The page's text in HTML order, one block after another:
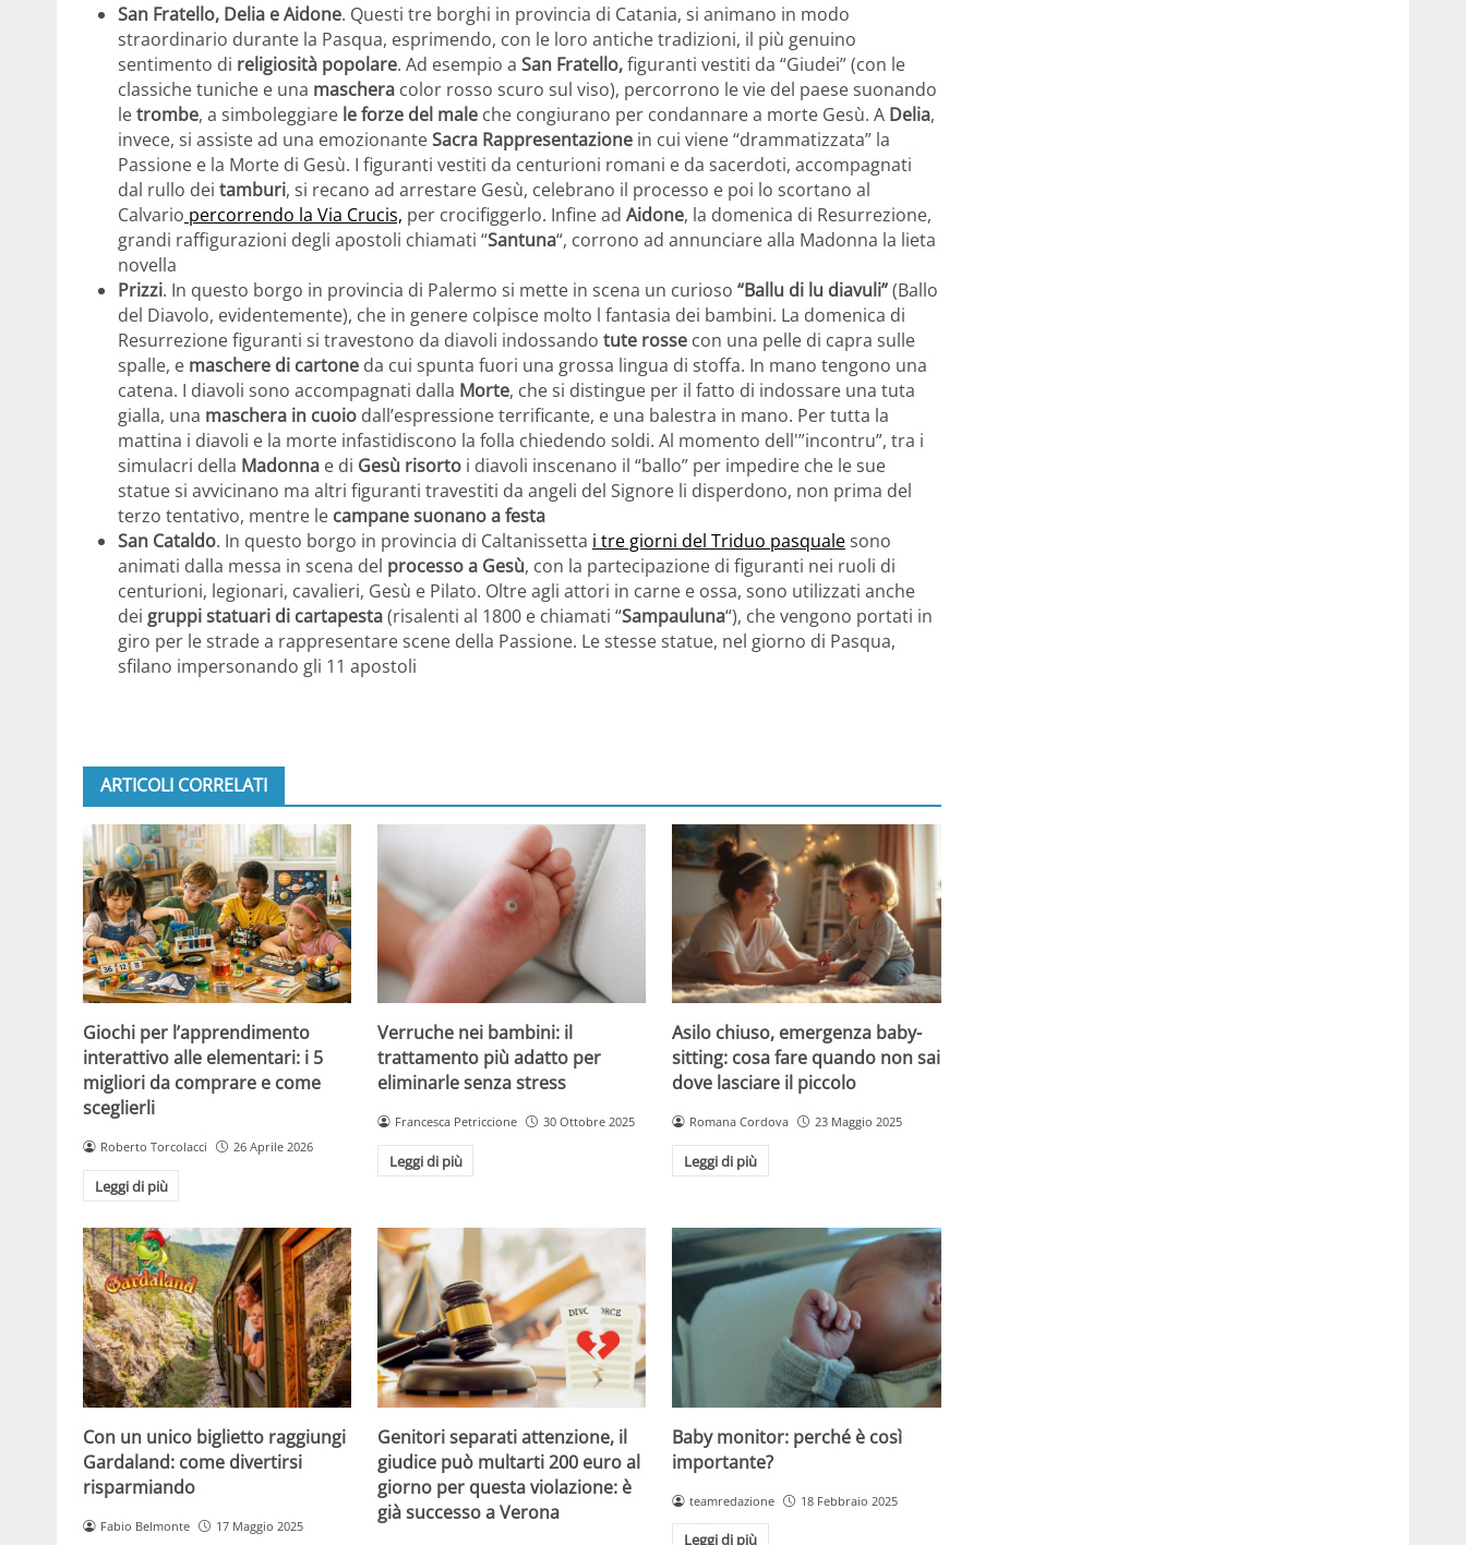
San Fratello, Delia e Aidone. Questi tre borghi in provincia di Catania, si animano in modo
straordinario durante la Pasqua, esprimendo, con le loro antiche tradizioni, il più genuino
sentimento di religiosità popolare. Ad esempio a San Fratello,figuranti vestiti da “Giudei” (con le
classiche tuniche e una maschera color rosso scuro sul viso), percorrono le vie del paese suonando
letrombe, a simboleggiare le forze del male che congiurano per condannare a morte Gesù. A Delia,
invece, si assiste ad una emozionanteSacra Rappresentazione in cui viene “drammatizzata” la
Passione e la Morte di Gesù. I figuranti vestiti da centurioni romani e da sacerdoti, accompagnati
dal rullo dei tamburi, si recano ad arrestare Gesù, celebrano il processo e poi lo scortano al
Calvario percorrendo la Via Crucis, per crocifiggerlo. Infine ad Aidone, la domenica di Resurrezione,
grandi raffigurazioni degli apostoli chiamati “Santuna“, corrono ad annunciare alla Madonna la lieta
novella
Prizzi. In questo borgo in provincia di Palermo si mette in scena un curioso “Ballu di lu diavuli”(Ballo
del Diavolo, evidentemente), che in genere colpisce molto l fantasia dei bambini. La domenica di
Resurrezione figuranti si travestono da diavoli indossando tute rosse con una pelle di capra sulle
spalle, e maschere di cartone da cui spunta fuori una grossa lingua di stoffa. In mano tengono una
catena. I diavoli sono accompagnati dalla Morte, che si distingue per il fatto di indossare una tuta
gialla, una maschera in cuoio dall’espressione terrificante, e una balestra in mano. Per tutta la
mattina i diavoli e la morte infastidiscono la folla chiedendo soldi. Al momento dell'”incontru”, tra i
simulacri della Madonna e di Gesù risorto i diavoli inscenano il “ballo” per impedire che le sue
statue si avvicinano ma altri figuranti travestiti da angeli del Signore li disperdono, non prima del
terzo tentativo, mentre le campane suonano a festa
San Cataldo. In questo borgo in provincia di Caltanissetta i tre giorni del Triduo pasqualesono
animati dalla messa in scena del processo a Gesù, con la partecipazione di figuranti nei ruoli di
centurioni, legionari, cavalieri, Gesù e Pilato. Oltre agli attori in carne e ossa, sono utilizzati anche
dei gruppi statuari di cartapesta(risalenti al 1800 e chiamati “Sampauluna“), che vengono portati in
giro per le strade a rappresentare scene della Passione. Le stesse statue, nel giorno di Pasqua,
sfilano impersonando gli 11 apostoli
ARTICOLI CORRELATI
Giochi per l’apprendimento
interattivo alle elementari: i 5
migliori da comprare e come
sceglierli
Roberto Torcolacci 26 Aprile 2026
Leggi di più
Verruche nei bambini: il
trattamento più adatto per
eliminarle senza stress
Francesca Petriccione 30 Ottobre 2025
Leggi di più
Asilo chiuso, emergenza baby-
sitting: cosa fare quando non sai
dove lasciare il piccolo
Romana Cordova 23 Maggio 2025
Leggi di più
Con un unico biglietto raggiungi
Gardaland: come divertirsi
risparmiando
Fabio Belmonte 17 Maggio 2025
Genitori separati attenzione, il
giudice può multarti 200 euro al
giorno per questa violazione: è
già successo a Verona
Baby monitor: perché è così
importante?
teamredazione 18 Febbraio 2025
Leggi di più